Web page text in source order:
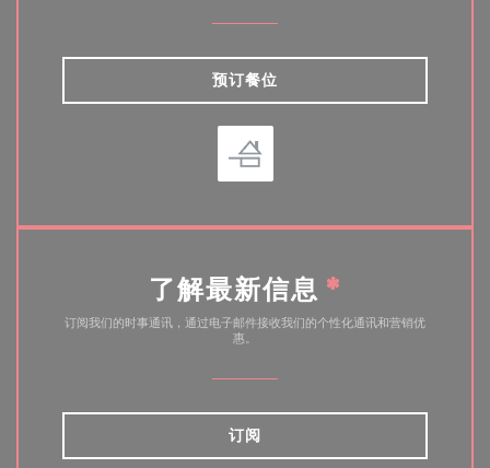
预订餐位
了解最新信息 *
订阅我们的时事通讯，通过电子邮件接收我们的个性化通讯和营销优
惠。
订阅